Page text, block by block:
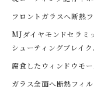
フロントガラスへ断熱
MJダイヤモンドセラミ
シューティングブレイク
腐食したウィンドウモ
ガラス全面へ断熱フィ